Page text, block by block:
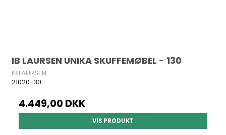
IB LAURSEN UNIKA SKUFFEMØBEL - 130
IB LAURSEN
21020-30
4.449,00 DKK
VIS PRODUKT